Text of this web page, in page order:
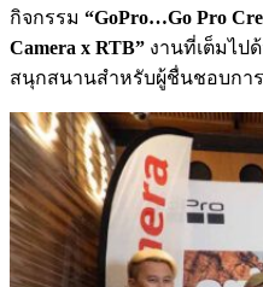
กิจกรรม “GoPro…Go Pro
Camera x RTB” งานที่เต็มไป
สนุกสนานสำหรับผู้ชื่นชอบกา